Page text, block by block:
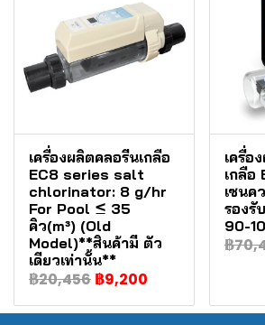
เครื่องผลิตคลอรีนเกลือ
EC8 series salt
chlorinator: 8 g/hr
For Pool ≤ 35
คิว(m³) (Old
Model)**สินค้ามี ตัว
เดียวเท่านั้น**
฿20,456 ฿9,200
เครื่อ
เกลือ
เซนค
รองรั
90-
฿